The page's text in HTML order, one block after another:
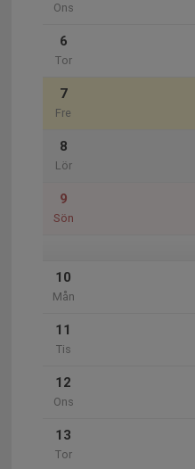
Ons
6
Tor
7
Fre
8
Lör
9
Sön
10
Mån
11
Tis
12
Ons
13
Tor